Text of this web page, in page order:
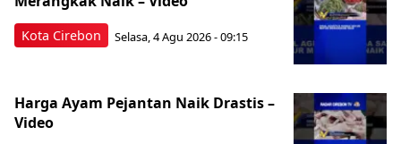
Kota Cirebon Selasa, 4 Agu 2026 - 09:15
Harga Ayam Pejantan Naik Drastis –
Video